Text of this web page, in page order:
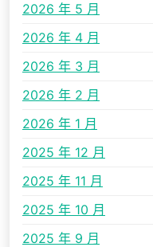
2026 年 5 月
2026 年 4 月
2026 年 3 月
2026 年 2 月
2026 年 1 月
2025 年 12 月
2025 年 11 月
2025 年 10 月
2025 年 9 月